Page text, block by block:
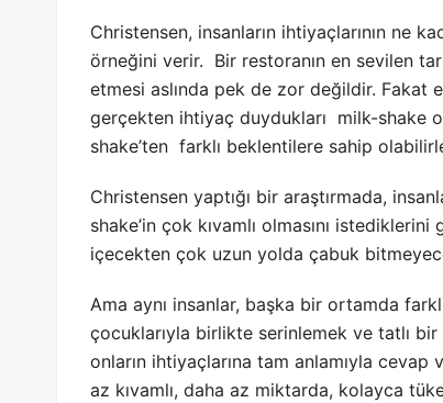
Christensen, insanların ihtiyaçlarının ne
örneğini verir. Bir restoranın en sevilen
etmesi aslında pek de zor değildir. Fakat
gerçekten ihtiyaç duydukları milk-shake
shake’ten farklı beklentilere sahip
Christensen yaptığı bir araştırmada,
shake’in çok kıvamlı olmasını
içecekten çok uzun yolda çabuk
Ama aynı insanlar, başka bir ortamda
çocuklarıyla birlikte serinlemek ve tatlı
onların ihtiyaçlarına tam anlamıyla
az kıvamlı, daha az miktarda, kolayca